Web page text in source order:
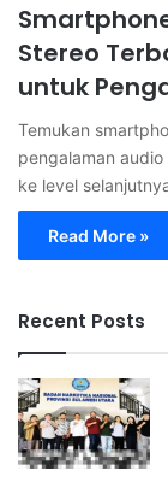
Stereo
untuk
Temukan
pengalaman
ke level
Read More »
Recent Posts